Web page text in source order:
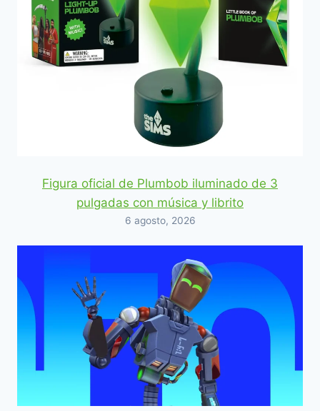
Figura oficial de Plumbob iluminado de 3
pulgadas con música y librito
6 agosto, 2026